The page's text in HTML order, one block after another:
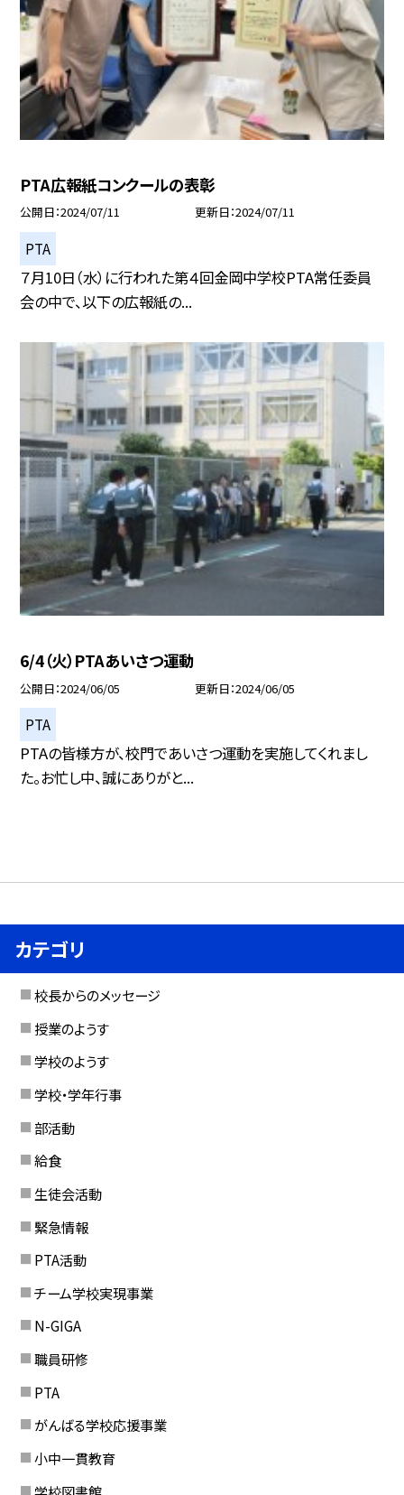
PTA広報紙コンクールの表彰
公開日 2024/07/11 更新日 2024/07/11
PTA
７月10日（水）に行われた第４回金岡中学校PTA常任委員
会の中で、以下の広報紙の...
6/4（火）PTAあいさつ運動
公開日 2024/06/05 更新日 2024/06/05
PTA
PTAの皆様方が、校門であいさつ運動を実施してくれまし
た。お忙し中、誠にありがと...
カテゴリ
校長からのメッセージ
授業のようす
学校のようす
学校・学年行事
部活動
給食
生徒会活動
緊急情報
PTA活動
チーム学校実現事業
N-GIGA
職員研修
PTA
がんばる学校応援事業
小中一貫教育